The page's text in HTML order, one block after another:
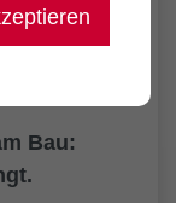
Bau: